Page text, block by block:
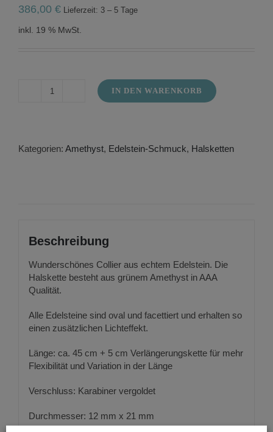
386,00 € Lieferzeit: 3 – 5 Tage
inkl. 19 % MwSt.
Halskette
mit
IN DEN WARENKORB
Kategorien: Amethyst, Edelstein-Schmuck, Halsketten
Beschreibung
Wunderschönes Collier aus echtem Edelstein. Die
Halskette besteht aus grünem Amethyst in AAA
Qualität.
Alle Edelsteine sind oval und facettiert und erhalten so
einen zusätzlichen Lichteffekt.
Länge: ca. 45 cm + 5 cm Verlängerungskette für mehr
Flexibilität und Variation in der Länge
Verschluss: Karabiner vergoldet
Durchmesser: 12 mm x 21 mm